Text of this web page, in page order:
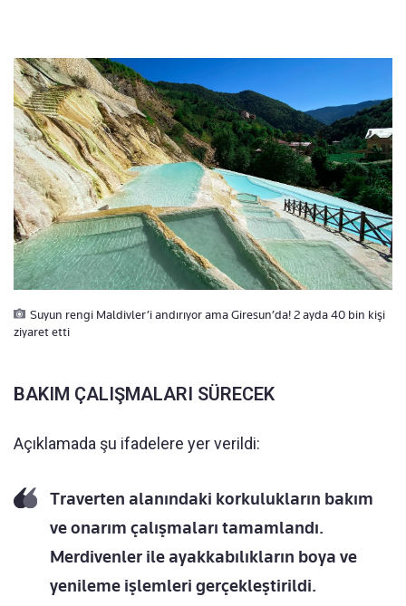
Suyun rengi Maldivler’i andırıyor ama Giresun’da! 2 ayda 40 bin kişi
ziyaret etti
BAKIM ÇALIŞMALARI SÜRECEK
Açıklamada şu ifadelere yer verildi:
Traverten alanındaki korkulukların bakım
ve onarım çalışmaları tamamlandı.
Merdivenler ile ayakkabılıkların boya ve
yenileme işlemleri gerçekleştirildi.